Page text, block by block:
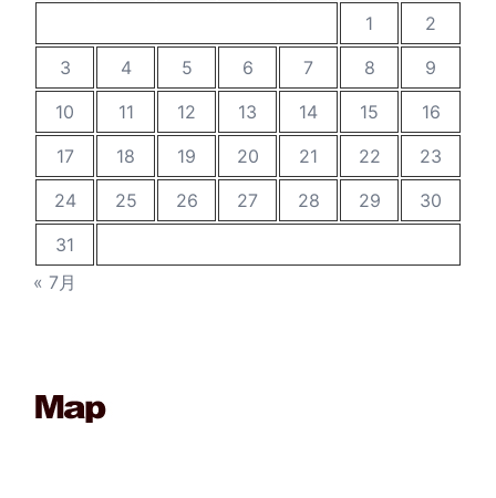
1
2
3
4 5 6 7 8
9
10
11 12 13 14 15
16
17
18 19 20 21 22
23
24
25 26 27 28 29
30
31
« 7月